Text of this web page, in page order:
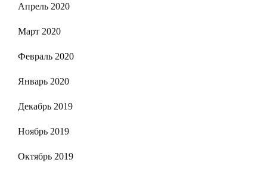
Апрель 2020
Март 2020
Февраль 2020
Январь 2020
Декабрь 2019
Ноябрь 2019
Октябрь 2019